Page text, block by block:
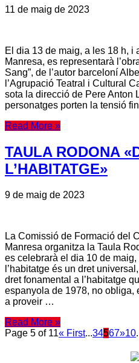
11 de maig de 2023
El dia 13 de maig, a les 18 h, i
Manresa, es representarà
Sang”, de l’autor barceloní
l’Agrupació Teatral i Cultural
sota la direcció de Pere Anton
personatges porten la tensió
Read More »
TAULA RODONA
L’HABITATGE»
9 de maig de 2023
La Comissió de Formació del
Manresa organitza la Taula
es celebrarà el dia 10 de
l’habitatge és un dret
dret fonamental a l’habitatge
espanyola de 1978, no obliga,
a proveir …
Read More »
Page 5 of 11« First...34567»10